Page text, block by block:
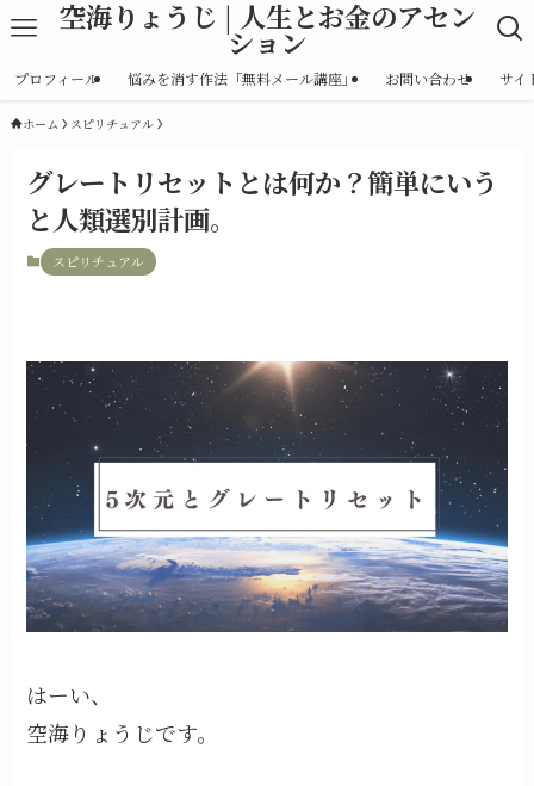
空海りょうじ | 人生とお金のアセン
ション
プロフィール 悩みを消す作法「無料メール講座」 お問い合わせ サイ
ホーム スピリチュアル
グレートリセットとは何か？簡単にいう
と人類選別計画。
スピリチュアル
はーい、
空海りょうじです。